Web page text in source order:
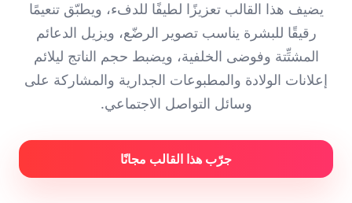
يضيف هذا القالب تعزيزًا لطيفًا للدفء، ويطبّق تنعيمًا
رقيقًا للبشرة يناسب تصوير الرضّع، ويزيل الدعائم
المشتِّتة وفوضى الخلفية، ويضبط حجم الناتج ليلائم
إعلانات الولادة والمطبوعات الجدارية والمشاركة على
وسائل التواصل الاجتماعي.
جرّب هذا القالب مجانًا